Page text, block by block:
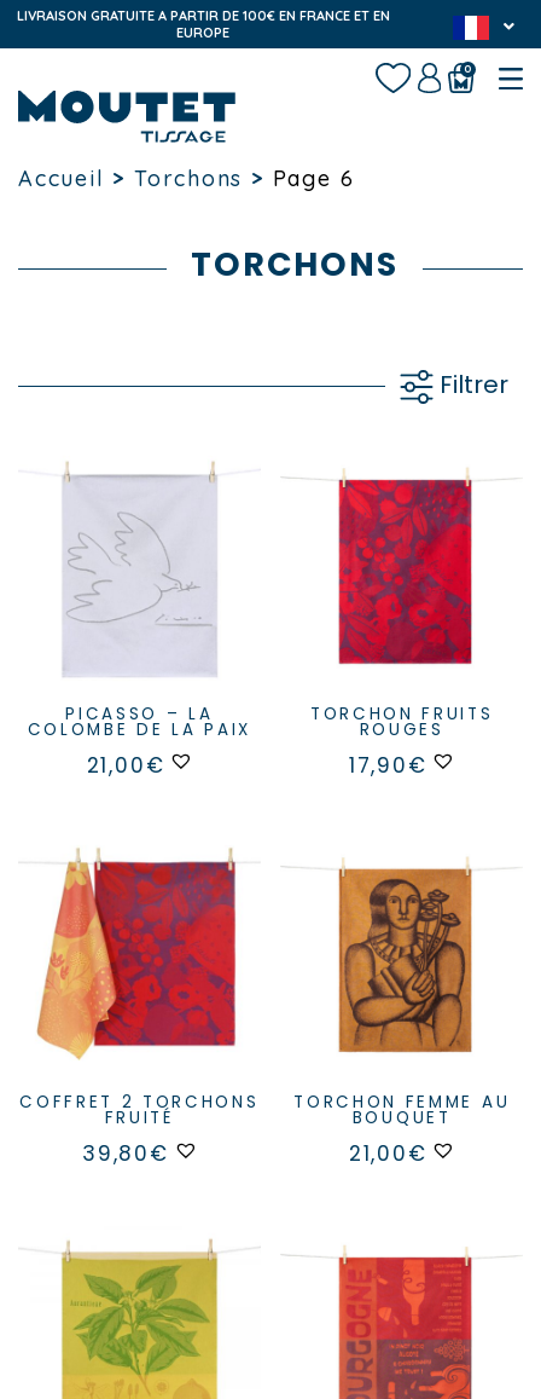
LIVRAISON GRATUITE A PARTIR DE 100€ EN FRANCE ET EN
EUROPE
0
Accueil > Torchons > Page 6
TORCHONS
Filtrer
PICASSO – LA
COLOMBE DE LA PAIX
21,00€
TORCHON FRUITS
ROUGES
17,90€
COFFRET 2 TORCHONS
FRUITÉ
39,80€
TORCHON FEMME AU
BOUQUET
21,00€